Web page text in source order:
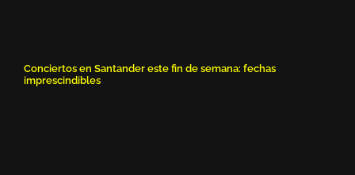
Conciertos en Santander este fin de semana: fechas
imprescindibles